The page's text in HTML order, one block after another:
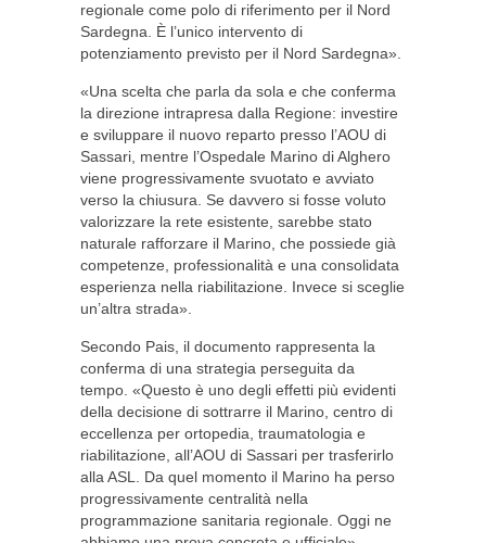
regionale come polo di riferimento per il Nord
Sardegna. È l’unico intervento di
potenziamento previsto per il Nord Sardegna».
«Una scelta che parla da sola e che conferma
la direzione intrapresa dalla Regione: investire
e sviluppare il nuovo reparto presso l’AOU di
Sassari, mentre l’Ospedale Marino di Alghero
viene progressivamente svuotato e avviato
verso la chiusura. Se davvero si fosse voluto
valorizzare la rete esistente, sarebbe stato
naturale rafforzare il Marino, che possiede già
competenze, professionalità e una consolidata
esperienza nella riabilitazione. Invece si sceglie
un’altra strada».
Secondo Pais, il documento rappresenta la
conferma di una strategia perseguita da
tempo. «Questo è uno degli effetti più evidenti
della decisione di sottrarre il Marino, centro di
eccellenza per ortopedia, traumatologia e
riabilitazione, all’AOU di Sassari per trasferirlo
alla ASL. Da quel momento il Marino ha perso
progressivamente centralità nella
programmazione sanitaria regionale. Oggi ne